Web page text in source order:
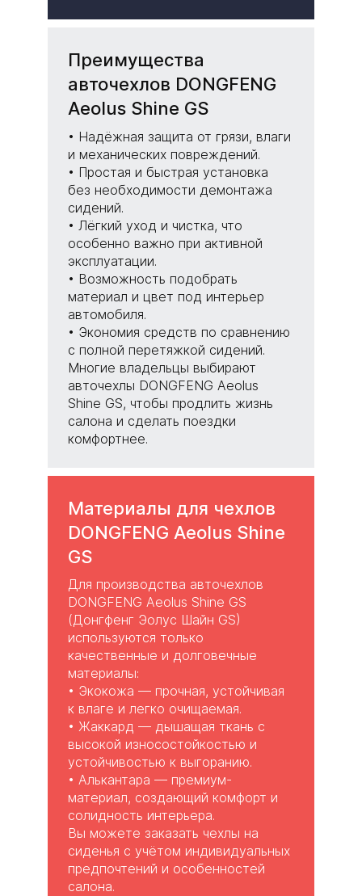
Преимущества
авточехлов DONGFENG
Aeolus Shine GS
Надёжная защита от грязи, влаги
и механических повреждений.
Простая и быстрая установка
без необходимости демонтажа
сидений.
Лёгкий уход и чистка, что
особенно важно при активной
эксплуатации.
Возможность подобрать
материал и цвет под интерьер
автомобиля.
Экономия средств по сравнению
с полной перетяжкой сидений.
Многие владельцы выбирают
авточехлы DONGFENG Aeolus
Shine GS, чтобы продлить жизнь
салона и сделать поездки
комфортнее.
Материалы для чехлов
DONGFENG Aeolus Shine
GS
Для производства авточехлов
DONGFENG Aeolus Shine GS
(Донгфенг Эолус Шайн GS)
используются только
качественные и долговечные
материалы:
Экокожа — прочная, устойчивая
к влаге и легко очищаемая.
Жаккард — дышащая ткань с
высокой износостойкостью и
устойчивостью к выгоранию.
Алькантара — премиум-
материал, создающий комфорт и
солидность интерьера.
Вы можете заказать чехлы на
сиденья с учётом индивидуальных
предпочтений и особенностей
салона.